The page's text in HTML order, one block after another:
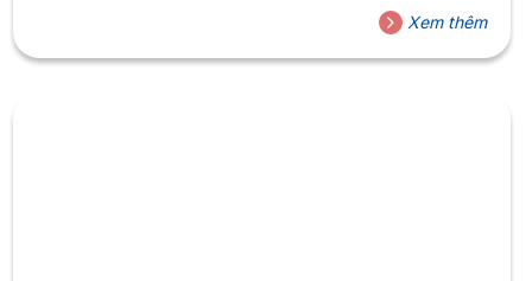
đầu tại Úc, nhằm mang đến những cơ hội học tập chất
lượng cao cho sinh viên. Kết nối chiến lược cùng Đại học
Wollongong (Úc) Ngày 20/04/2026, Viện Đào...
Xem thêm